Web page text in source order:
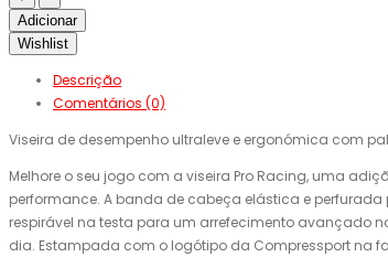
Adicionar
Wishlist
Descrição
Comentários (0)
Viseira de desempenho ultraleve e ergonómica com
Melhore o seu jogo com a viseira Pro Racing, uma
performance. A banda de cabeça elástica e
respirável na testa para um arrefecimento avançado
dia. Estampada com o logótipo da Compressport na